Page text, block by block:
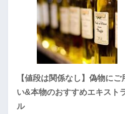
【値段は関係なし】偽物に
い&本物のおすすめエキスト
ル